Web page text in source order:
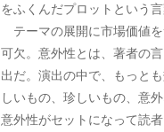
をふくんだプロットという
テーマの展開に市場価値
可欠。意外性とは、著者の
出だ。演出の中で、もっと
しいもの、珍しいもの、意
意外性がセットになって読